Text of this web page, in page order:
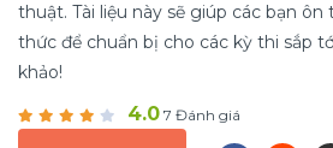
thuật. Tài liệu này sẽ giúp các bạn ôn
thức để chuẩn bị cho các kỳ thi sắp
khảo!
4.0 7 Đánh giá